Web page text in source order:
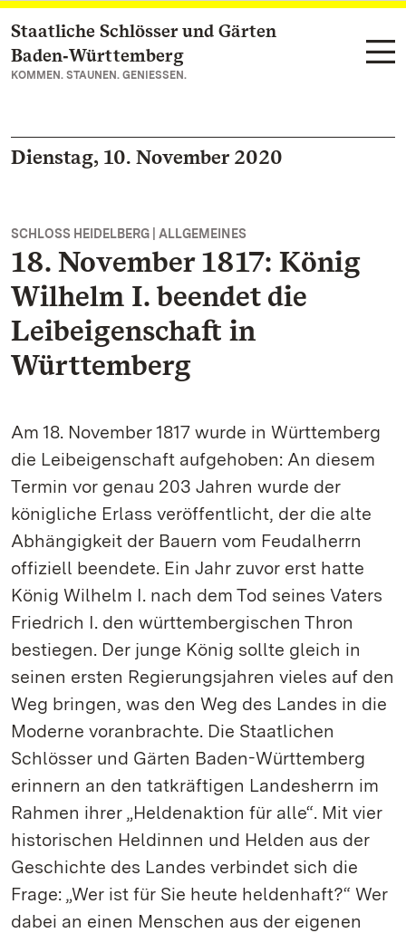
Zum Hauptinhalt springen
Staatliche Schlösser und Gärten
Baden‑Württemberg
KOMMEN. STAUNEN. GENIESSEN.
Dienstag, 10. November 2020
SCHLOSS HEIDELBERG | ALLGEMEINES
18. November 1817: König
Wilhelm I. beendet die
Leibeigenschaft in
Württemberg
Am 18. November 1817 wurde in Württemberg
die Leibeigenschaft aufgehoben: An diesem
Termin vor genau 203 Jahren wurde der
königliche Erlass veröffentlicht, der die alte
Abhängigkeit der Bauern vom Feudalherrn
offiziell beendete. Ein Jahr zuvor erst hatte
König Wilhelm I. nach dem Tod seines Vaters
Friedrich I. den württembergischen Thron
bestiegen. Der junge König sollte gleich in
seinen ersten Regierungsjahren vieles auf den
Weg bringen, was den Weg des Landes in die
Moderne voranbrachte. Die Staatlichen
Schlösser und Gärten Baden-Württemberg
erinnern an den tatkräftigen Landesherrn im
Rahmen ihrer „Heldenaktion für alle“. Mit vier
historischen Heldinnen und Helden aus der
Geschichte des Landes verbindet sich die
Frage: „Wer ist für Sie heute heldenhaft?“ Wer
dabei an einen Menschen aus der eigenen